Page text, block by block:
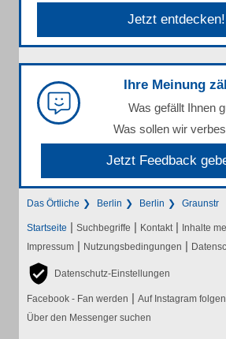
Jetzt entdecken!
Ihre Meinung
Was gefällt Ihnen
Was sollen wir
Jetzt Feedback
Das Örtliche Berlin Berlin Graunstr
Startseite | Suchbegriffe | Kontakt | Inhalte
Impressum | Nutzungsbedingungen |
Datenschutz-Einstellungen
Facebook - Fan werden | Auf Instagram folgen
Über den Messenger suchen